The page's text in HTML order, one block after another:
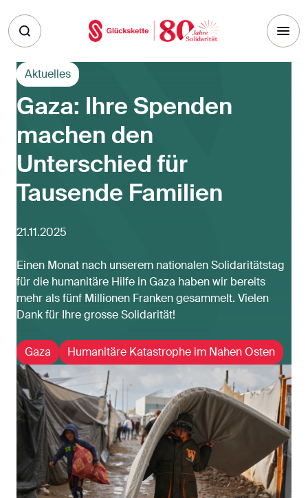
Aktuelles
Gaza: Ihre Spenden
machen den
Unterschied für
Tausende Familien
21.11.2025
Einen Monat nach unserem nationalen Solidaritätstag
für die humanitäre Hilfe in Gaza haben wir bereits
mehr als fünf Millionen Franken gesammelt. Vielen
Dank für Ihre grosse Solidarität!
Gaza Humanitäre Katastrophe im Nahen Osten